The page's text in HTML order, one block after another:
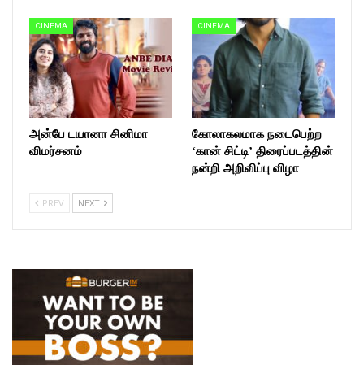
CINEMA
அன்பே டயானா சினிமா
விமர்சனம்
CINEMA
கோலாகலமாக நடைபெற்ற
‘கான் சிட்டி’ திரைப்படத்தின்
நன்றி அறிவிப்பு விழா
PREV NEXT